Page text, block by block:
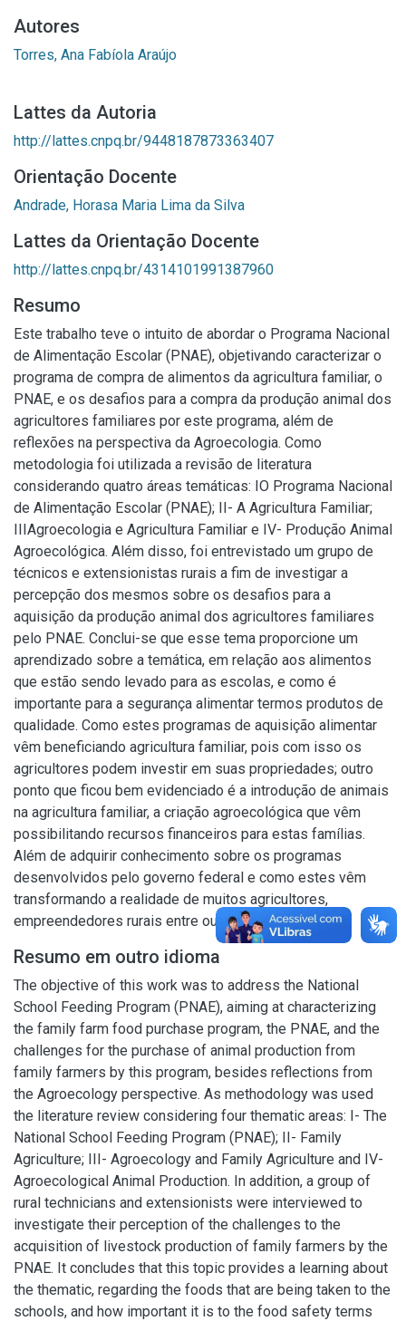
Autores
Torres, Ana Fabíola Araújo
Lattes da Autoria
http://lattes.cnpq.br/9448187873363407
Orientação Docente
Andrade, Horasa Maria Lima da Silva
Lattes da Orientação Docente
http://lattes.cnpq.br/4314101991387960
Resumo
Este trabalho teve o intuito de abordar o Programa Nacional
de Alimentação Escolar (PNAE), objetivando caracterizar o
programa de compra de alimentos da agricultura familiar, o
PNAE, e os desafios para a compra da produção animal dos
agricultores familiares por este programa, além de
reflexões na perspectiva da Agroecologia. Como
metodologia foi utilizada a revisão de literatura
considerando quatro áreas temáticas: IO Programa Nacional
de Alimentação Escolar (PNAE); II- A Agricultura Familiar;
IIIAgroecologia e Agricultura Familiar e IV- Produção Animal
Agroecológica. Além disso, foi entrevistado um grupo de
técnicos e extensionistas rurais a fim de investigar a
percepção dos mesmos sobre os desafios para a
aquisição da produção animal dos agricultores familiares
pelo PNAE. Conclui-se que esse tema proporcione um
aprendizado sobre a temática, em relação aos alimentos
que estão sendo levado para as escolas, e como é
importante para a segurança alimentar termos produtos de
qualidade. Como estes programas de aquisição alimentar
vêm beneficiando agricultura familiar, pois com isso os
agricultores podem investir em suas propriedades; outro
ponto que ficou bem evidenciado é a introdução de animais
na agricultura familiar, a criação agroecológica que vêm
possibilitando recursos financeiros para estas famílias.
Além de adquirir conhecimento sobre os programas
desenvolvidos pelo governo federal e como estes vêm
transformando a realidade de muitos agricultores,
empreendedores rurais entre outros.
Resumo em outro idioma
The objective of this work was to address the National
School Feeding Program (PNAE), aiming at characterizing
the family farm food purchase program, the PNAE, and the
challenges for the purchase of animal production from
family farmers by this program, besides reflections from
the Agroecology perspective. As methodology was used
the literature review considering four thematic areas: I- The
National School Feeding Program (PNAE); II- Family
Agriculture; III- Agroecology and Family Agriculture and IV-
Agroecological Animal Production. In addition, a group of
rural technicians and extensionists were interviewed to
investigate their perception of the challenges to the
acquisition of livestock production of family farmers by the
PNAE. It concludes that this topic provides a learning about
the thematic, regarding the foods that are being taken to the
schools, and how important it is to the food safety terms